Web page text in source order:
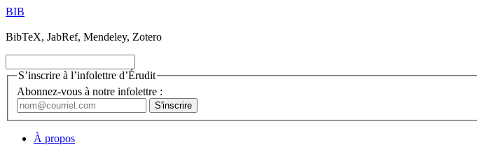
BIB
BibTeX, JabRef, Mendeley, Zotero
S’inscrire à l’infolettre d’Érudit
Abonnez-vous à notre infolettre :
À propos